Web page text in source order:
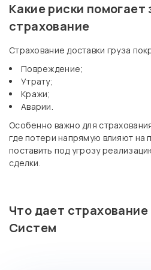
Какие риски помогает
страхование
Страхование доставки груза
Повреждение;
Утрату;
Кражи;
Аварии.
Особенно важно для
где потери напрямую влияют на
поставить под угрозу
сделки.
Что дает
Систем